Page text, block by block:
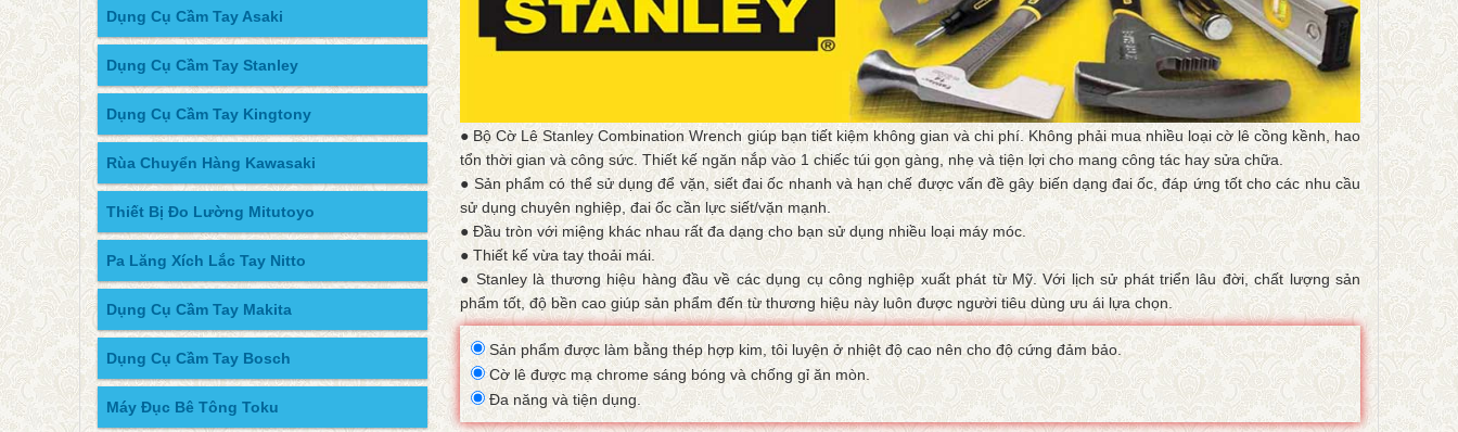
Dụng Cụ Cầm Tay Asaki
Dụng Cụ Cầm Tay Stanley
Dụng Cụ Cầm Tay Kingtony
Rùa Chuyển Hàng Kawasaki
Thiết Bị Đo Lường Mitutoyo
Pa Lăng Xích Lắc Tay Nitto
Dụng Cụ Cầm Tay Makita
Dụng Cụ Cầm Tay Bosch
Máy Đục Bê Tông Toku
● Bộ Cờ Lê Stanley Combination Wrench giúp bạn tiết kiệm không gian và chi phí. Không phải mua nhiều loại cờ lê cồng kềnh, hao
tổn thời gian và công sức. Thiết kế ngăn nắp vào 1 chiếc túi gọn gàng, nhẹ và tiện lợi cho mang công tác hay sửa chữa.
● Sản phẩm có thể sử dụng để vặn, siết đai ốc nhanh và hạn chế được vấn đề gây biến dạng đai ốc, đáp ứng tốt cho các nhu cầu
sử dụng chuyên nghiệp, đai ốc cần lực siết/vặn mạnh.
● Đầu tròn với miệng khác nhau rất đa dạng cho bạn sử dụng nhiều loại máy móc.
● Thiết kế vừa tay thoải mái.
● Stanley là thương hiệu hàng đầu về các dụng cụ công nghiệp xuất phát từ Mỹ. Với lịch sử phát triển lâu đời, chất lượng sản
phẩm tốt, độ bền cao giúp sản phẩm đến từ thương hiệu này luôn được người tiêu dùng ưu ái lựa chọn.
Sản phẩm được làm bằng thép hợp kim, tôi luyện ở nhiệt độ cao nên cho độ cứng đảm bảo.
Cờ lê được mạ chrome sáng bóng và chống gỉ ăn mòn.
Đa năng và tiện dụng.